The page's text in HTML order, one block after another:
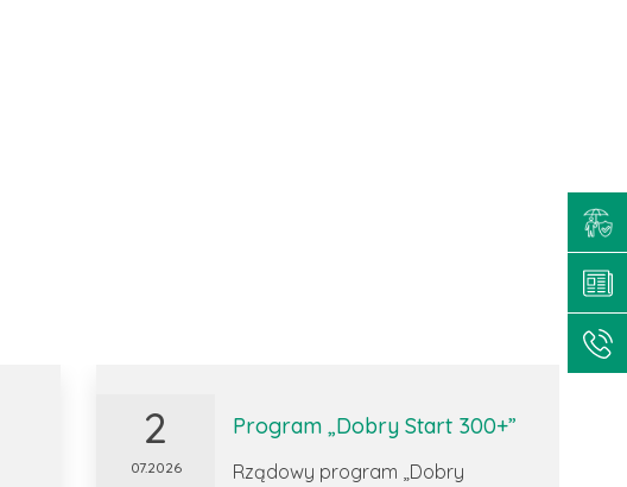
2
07.2026
Program „Dobry Start 300+”
Rządowy program „Dobry